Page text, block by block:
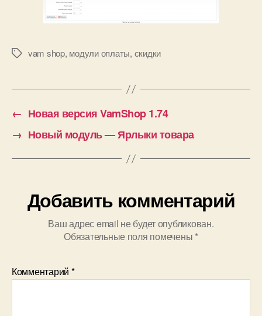
Меткиvam shop, модули оплаты, скидки
← Новая версия VamShop 1.74
→ Новый модуль — Ярлыки товара
Добавить комментарий
Ваш адрес email не будет опубликован.
Обязательные поля помечены *
Комментарий *